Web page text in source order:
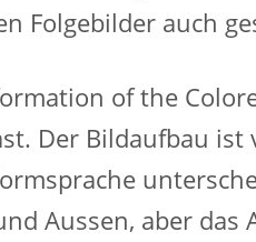
Folgebilder auch
of the
Der Bildaufbau ist
Aussen, aber das